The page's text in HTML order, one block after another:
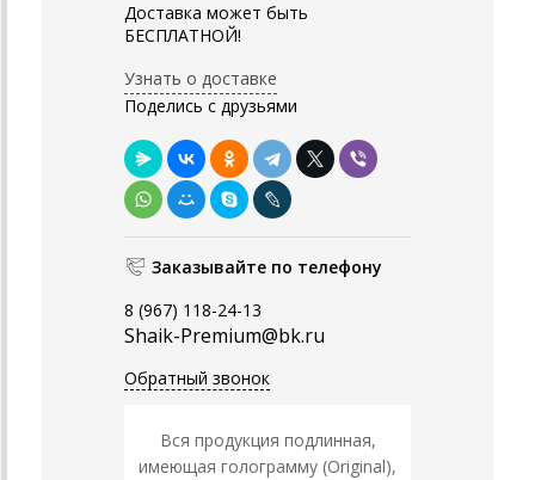
Доставка может быть
БЕСПЛАТНОЙ!
Узнать о доставке
Поделись с друзьями
Заказывайте по телефону
8 (967) 118-24-13
Shaik-Premium@bk.ru
Обратный звонок
Вся продукция подлинная,
имеющая голограмму (Original),